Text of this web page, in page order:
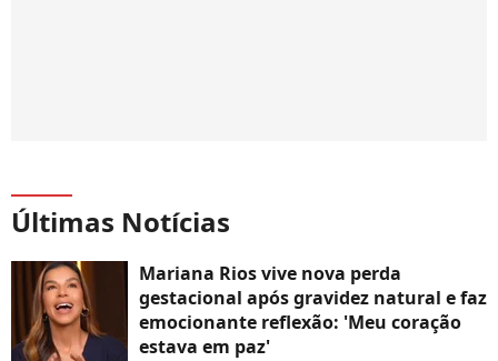
Últimas Notícias
Mariana Rios vive nova perda
gestacional após gravidez natural e faz
emocionante reflexão: 'Meu coração
estava em paz'